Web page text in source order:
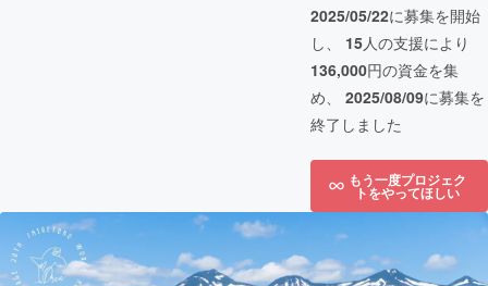
2025/05/22に募集を開始
し、 15人の支援により
136,000円の資金を集
め、 2025/08/09に募集を
終了しました
もう一度プロジェク
トをやってほしい